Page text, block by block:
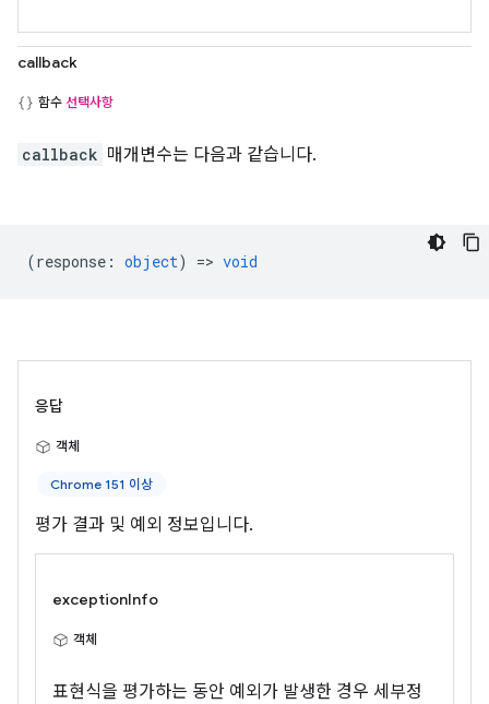
callback
함수 선택사항
callback 매개변수는 다음과 같습니다.
(response : object) => void
응답
객체
Chrome 151 이상
평가 결과 및 예외 정보입니다.
exceptionInfo
객체
표현식을 평가하는 동안 예외가 발생한 경우 세부정